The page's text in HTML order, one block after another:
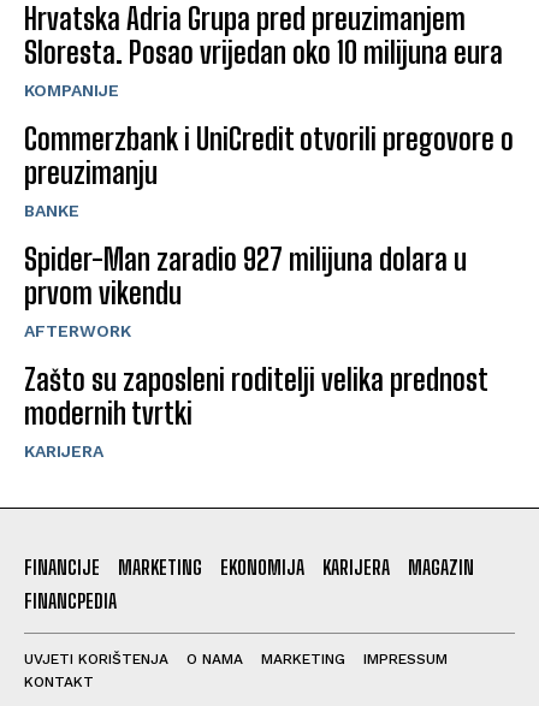
Hrvatska Adria Grupa pred preuzimanjem
Sloresta. Posao vrijedan oko 10 milijuna eura
KOMPANIJE
Commerzbank i UniCredit otvorili pregovore o
preuzimanju
BANKE
Spider-Man zaradio 927 milijuna dolara u
prvom vikendu
AFTERWORK
Zašto su zaposleni roditelji velika prednost
modernih tvrtki
KARIJERA
FINANCIJE MARKETING EKONOMIJA KARIJERA
MAGAZIN
FINANCPEDIA
UVJETI KORIŠTENJA O NAMA MARKETING
IMPRESSUM
KONTAKT